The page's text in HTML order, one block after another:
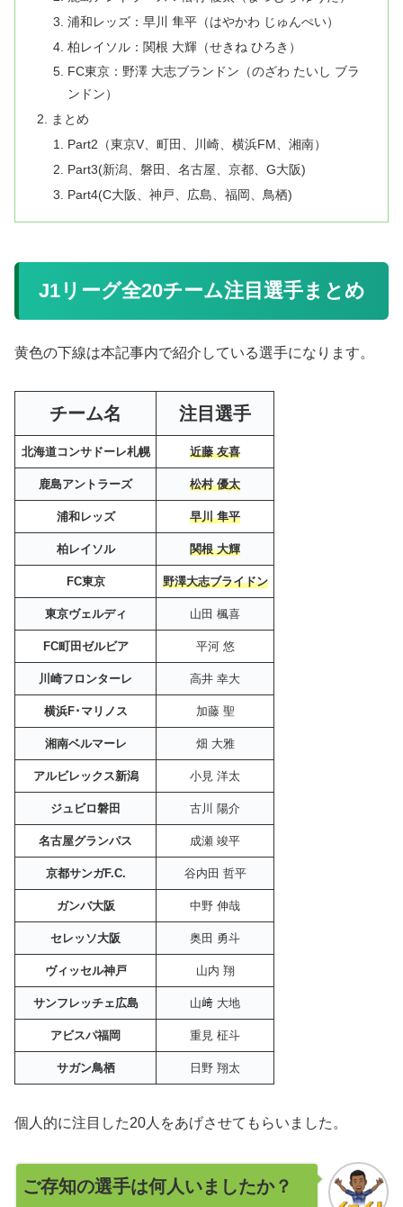
浦和レッズ：早川 隼平（はやかわ じゅんぺい）
柏レイソル：関根 大輝（せきね ひろき）
FC東京：野澤 大志ブランドン（のざわ たいし ブラ
ンドン）
まとめ
Part2（東京V、町田、川崎、横浜FM、湘南）
Part3(新潟、磐田、名古屋、京都、G大阪)
Part4(C大阪、神戸、広島、福岡、鳥栖)
J1リーグ全20チーム注目選手まとめ
黄色の下線は本記事内で紹介している選手になります。
チーム名 注目選手
北海道コンサドーレ札幌 近藤 友喜
鹿島アントラーズ 松村 優太
浦和レッズ 早川 隼平
柏レイソル 関根 大輝
FC東京 野澤大志ブライドン
東京ヴェルディ 山田 楓喜
FC町田ゼルビア 平河 悠
川崎フロンターレ 高井 幸大
横浜F･マリノス 加藤 聖
湘南ベルマーレ 畑 大雅
アルビレックス新潟 小見 洋太
ジュビロ磐田 古川 陽介
名古屋グランパス 成瀬 竣平
京都サンガF.C. 谷内田 哲平
ガンバ大阪 中野 伸哉
セレッソ大阪 奥田 勇斗
ヴィッセル神戸 山内 翔
サンフレッチェ広島 山﨑 大地
アビスパ福岡 重見 柾斗
サガン鳥栖 日野 翔太
個人的に注目した20人をあげさせてもらいました。
ご存知の選手は何人いましたか？